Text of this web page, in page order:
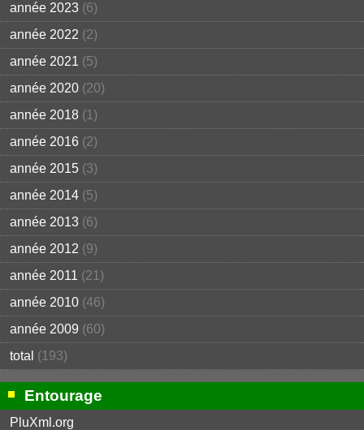
année 2023 (6)
année 2022 (2)
année 2021 (5)
année 2020 (20)
année 2018 (1)
année 2016 (2)
année 2015 (3)
année 2014 (5)
année 2013 (6)
année 2012 (9)
année 2011 (21)
année 2010 (46)
année 2009 (60)
total (193)
Entourage
PluXml.org